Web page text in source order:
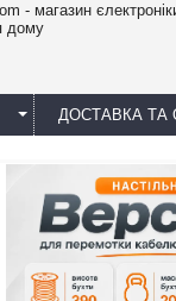
- магазин
дому
ДОСТАВКА ТА